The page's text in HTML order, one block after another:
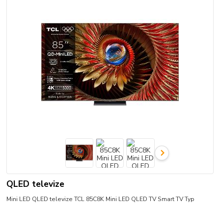
QLED televize
Mini LED QLED televize TCL 85C8K Mini LED QLED TV Smart TV Typ